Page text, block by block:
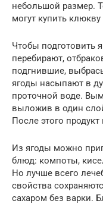
небольшой размер.
могут купить
Чтобы подготовить
перебирают,
подгнившие,
ягоды насыпают в
проточной воде.
выложив в один
После этого продукт
Из ягоды можно
блюд: компоты,
Но лучше всего
свойства
сахаром без варки.